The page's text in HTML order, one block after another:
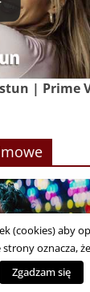
| Prime
(cookies) aby
oznacza,
Zgadzam się